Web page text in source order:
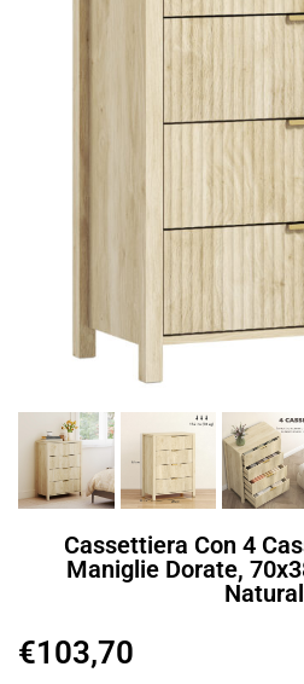
Cassettiera Con 4
Maniglie Dorate,
€103,70